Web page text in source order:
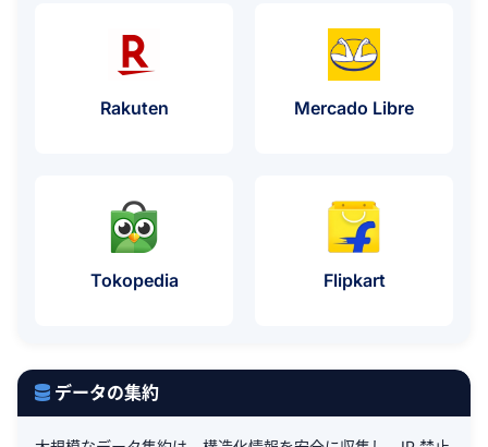
Rakutenプロキシの使用例Mercado Libreプロキシ
Tokopediaプロキシの使用例 Flipkartプロキシの
データの集約